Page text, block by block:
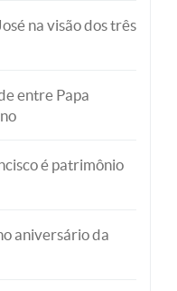
na visão dos três
entre Papa
é patrimônio
aniversário da